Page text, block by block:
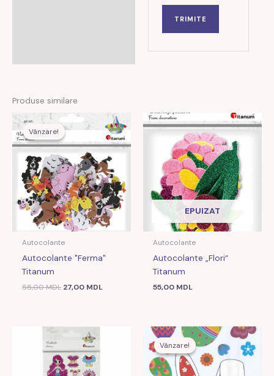
Produse similare
Vânzare!
Vânzare!
Autocolante
Autocolante "Ferma"
Titanum
55,00MDL
Prețul
inițial
a
fost:
55,00 MDL.
27,00 MDL
Prețul
curent
este:
27,00 MDL.
EPUIZAT
Autocolante
Autocolante „Flori”
Titanum
55,00 MDL
Vânzare!
Vânzare!
Prețul
inițial
a
fost:
57,00 MDL.
Prețul
curent
este:
23,00